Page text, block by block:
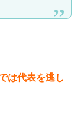
は代表を逃し